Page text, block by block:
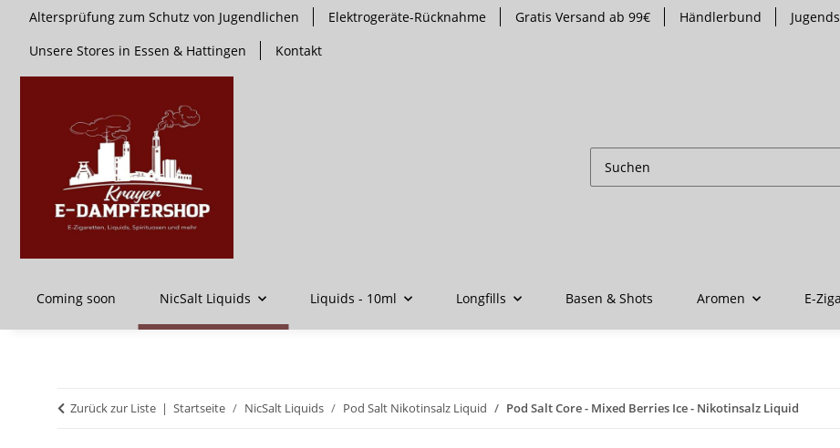
Altersprüfung zum Schutz von Jugendlichen Elektrogeräte-Rücknahme Gratis Versand ab 99€ Händlerbund
Unsere Stores in Essen & Hattingen
Kontakt
Coming soon NicSalt Liquids Liquids - 10ml Longfills Basen & Shots Aromen E-
Zurück zur Liste Startseite NicSalt Liquids Pod Salt Nikotinsalz Liquid Pod Salt Core - Mixed Berries Ice - Nikotinsalz Liquid